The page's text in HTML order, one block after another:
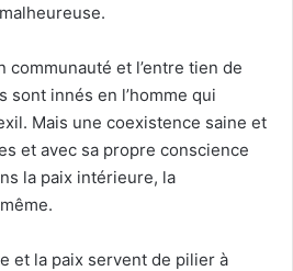
communauté et l’entre tien de
sont innés en l’homme qui
Mais une coexistence saine et
et avec sa propre conscience
la paix intérieure, la
et la paix servent de pilier à